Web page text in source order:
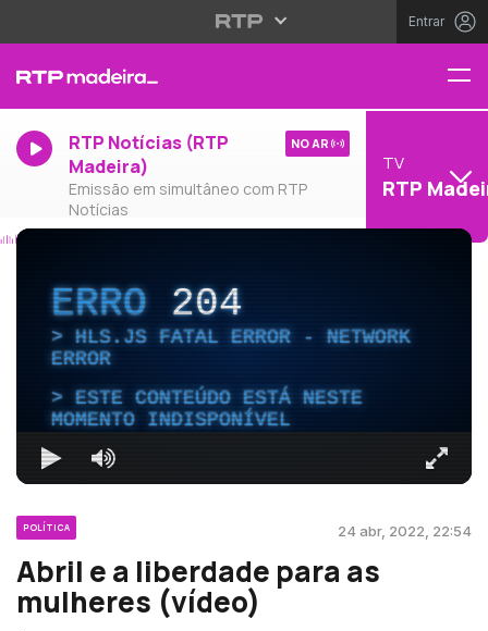
Entrar
RTP Notícias (RTP
Madeira)
Emissão em simultâneo com RTP
Notícias
NO AR
TV
RTP
ERRO204
HLS.JS FATAL ERROR - NETWORK
ERROR
ESTE CONTEÚDO ESTÁ NESTE
MOMENTO INDISPONÍVEL
POLÍTICA 24 abr, 2022, 22:54
Abril e a liberdade para as
mulheres (vídeo)